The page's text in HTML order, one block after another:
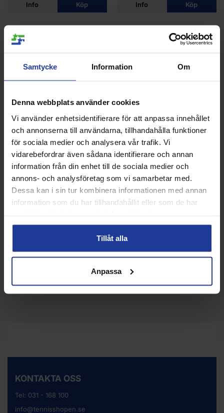
Samtycke Information Om
Denna webbplats använder cookies
Vi använder enhetsidentifierare för att anpassa innehållet
och annonserna till användarna, tillhandahålla funktioner
för sociala medier och analysera vår trafik. Vi
vidarebefordrar även sådana identifierare och annan
information från din enhet till de sociala medier och
annons- och analysföretag som vi samarbetar med.
Dessa kan i sin tur kombinera informationen med annan
information som du har tillhandahållit eller som de har
Tillåt alla
Anpassa
Info Köp Info Köp
ANDRA KÖPTE ÄVEN
35%
KONTAKTA OSS
Tel: 031 - 168 100
info@tennisshopen.se